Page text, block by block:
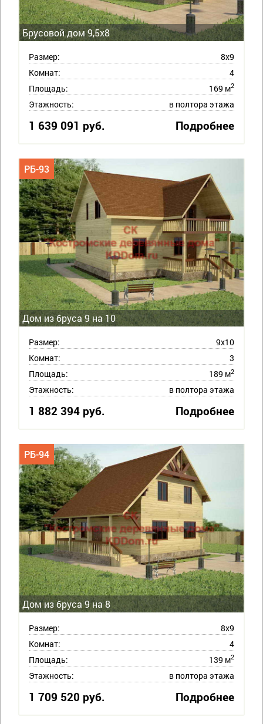
Брусовой дом 9,5х8
Размер:
8х9
Комнат:
4
Площадь:
169 м2
Этажность: в полтора этажа
1 639 091 руб. Подробнее
Дом из бруса 9 на 10
РБ-93
Размер:
9х10
Комнат:
3
Площадь:
189 м2
Этажность: в полтора этажа
1 882 394 руб. Подробнее
Дом из бруса 9 на 8
РБ-94
Размер:
8х9
Комнат:
4
Площадь:
139 м2
Этажность: в полтора этажа
1 709 520 руб. Подробнее